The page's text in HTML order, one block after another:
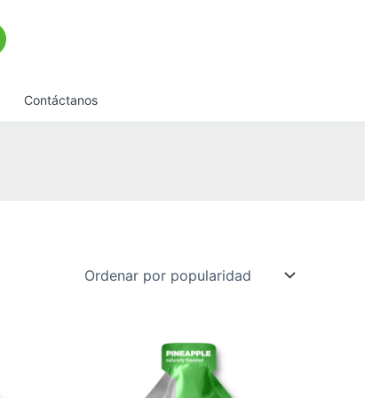
Contáctanos